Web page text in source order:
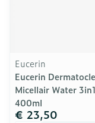
Eucerin
Eucerin
Micellair Water 3in1
400ml
€ 23,50